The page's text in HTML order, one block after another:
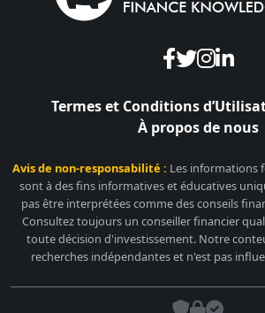
Termes et Conditions
À propos de nous
Avis de non-responsabilité : Les informations
sont à des fins informatives et éducatives
pas être interprétées comme des conseils
Consultez toujours un conseiller financier
toute décision d'investissement. Notre
recherches indépendantes et n'est pas